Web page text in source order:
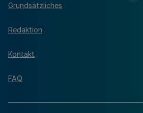
Grundsätzliches
Redaktion
Kontakt
FAQ